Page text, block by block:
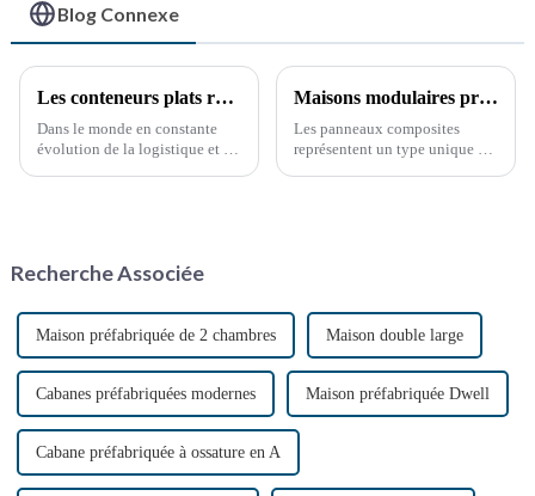
Blog Connexe
Les conteneurs plats révolutionnent les solutions d'expédition
Dans le monde en constante
évolution de la logistique et du
Maisons modulaires préfabriquées de luxe à faible coût avec panneaux sandwich
Les panneaux composites
représentent un type unique de
Recherche Associée
Maison préfabriquée de 2 chambres Maison double large
Cabanes préfabriquées modernes Maison préfabriquée Dwell
Cabane préfabriquée à ossature en A